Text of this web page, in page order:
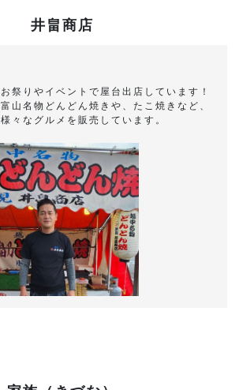
井畠商店
お祭りやイベントで屋台出店しています！
富山名物どんどん焼きや、たこ焼きなど、
様々なグルメを販売しています。